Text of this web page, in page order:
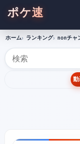
ポケ速
ホーム ランキング nonチャ